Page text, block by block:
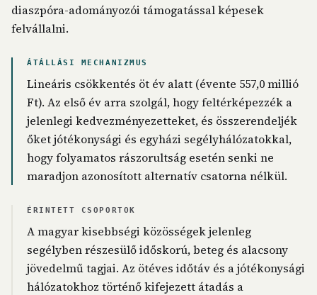
diaszpóra-adományozói támogatással képesek
felvállalni.
ÁTÁLLÁSI MECHANIZMUS
Lineáris csökkentés öt év alatt (évente 557,0 millió
Ft). Az első év arra szolgál, hogy feltérképezzék a
jelenlegi kedvezményezetteket, és összerendeljék
őket jótékonysági és egyházi segélyhálózatokkal,
hogy folyamatos rászorultság esetén senki ne
maradjon azonosított alternatív csatorna nélkül.
ÉRINTETT CSOPORTOK
A magyar kisebbségi közösségek jelenleg
segélyben részesülő időskorú, beteg és alacsony
jövedelmű tagjai. Az ötéves időtáv és a jótékonysági
hálózatokhoz történő kifejezett átadás a